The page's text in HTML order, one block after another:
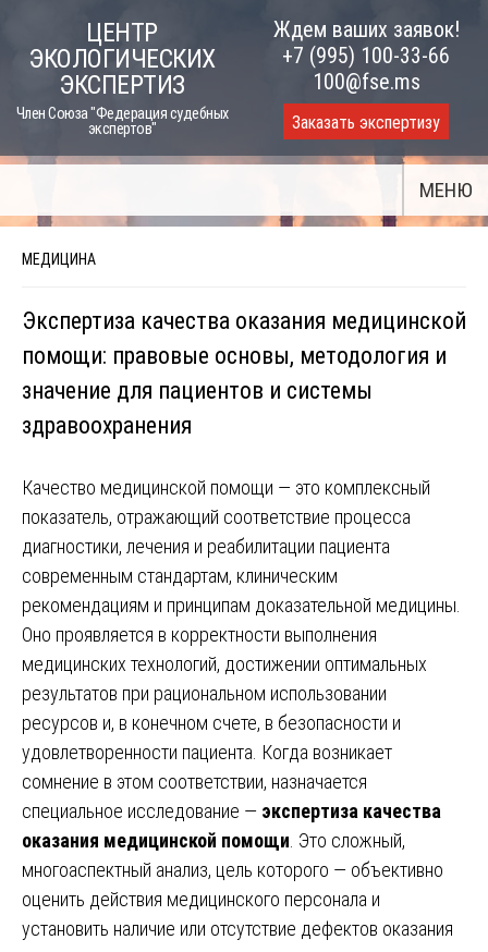
content
ЦЕНТР
ЭКОЛОГИЧЕСКИХ
ЭКСПЕРТИЗ
Член Союза "Федерация судебных
экспертов"
Ждем ваших заявок!
+7 (995) 100-33-66
100@fse.ms
Заказать экспертизу
МЕНЮ
МЕДИЦИНА
Экспертиза качества оказания медицинской
помощи: правовые основы, методология и
значение для пациентов и системы
здравоохранения
Качество медицинской помощи — это комплексный
показатель, отражающий соответствие процесса
диагностики, лечения и реабилитации пациента
современным стандартам, клиническим
рекомендациям и принципам доказательной медицины.
Оно проявляется в корректности выполнения
медицинских технологий, достижении оптимальных
результатов при рациональном использовании
ресурсов и, в конечном счете, в безопасности и
удовлетворенности пациента. Когда возникает
сомнение в этом соответствии, назначается
специальное исследование — экспертиза качества
оказания медицинской помощи . Это сложный,
многоаспектный анализ, цель которого — объективно
оценить действия медицинского персонала и
установить наличие или отсутствие дефектов оказания